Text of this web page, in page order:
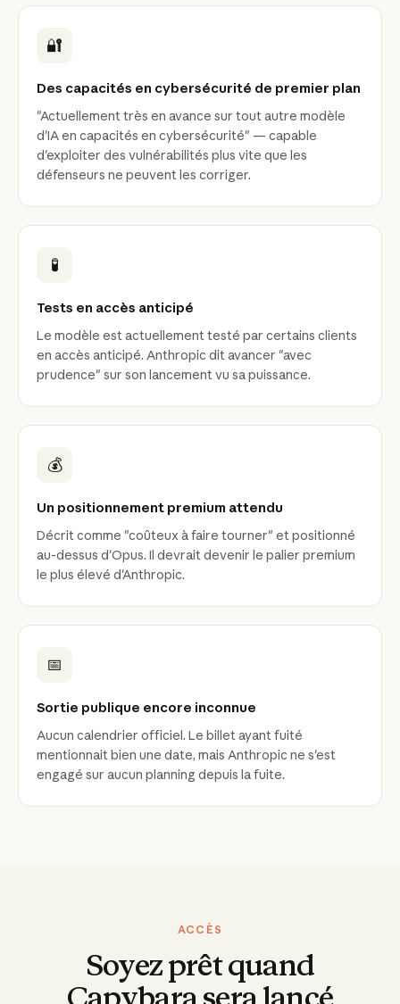
🔐
Des capacités en cybersécurité de premier plan
"Actuellement très en avance sur tout autre modèle
d'IA en capacités en cybersécurité" — capable
d'exploiter des vulnérabilités plus vite que les
défenseurs ne peuvent les corriger.
🧪
Tests en accès anticipé
Le modèle est actuellement testé par certains clients
en accès anticipé. Anthropic dit avancer "avec
prudence" sur son lancement vu sa puissance.
💰
Un positionnement premium attendu
Décrit comme "coûteux à faire tourner" et positionné
au-dessus d'Opus. Il devrait devenir le palier premium
le plus élevé d'Anthropic.
📅
Sortie publique encore inconnue
Aucun calendrier officiel. Le billet ayant fuité
mentionnait bien une date, mais Anthropic ne s'est
engagé sur aucun planning depuis la fuite.
ACCÈS
Soyez prêt quand
Capybara sera lancé